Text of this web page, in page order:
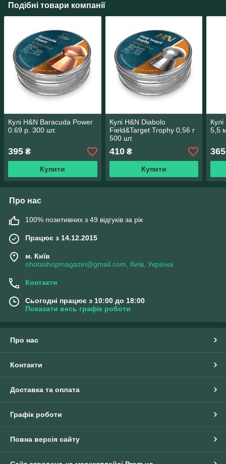
Подібні товари компанії
Кулі H&N Baracuda Power
0.69 р. 300 шт.
395 ₴
Купити
Кулі H&N Diabolo
Field&Target Trophy 0,56 г
500 шт.
410₴
Купити
5,5
365
Про нас
100% позитивних з 49 відгуків за рік
Працює з 14.12.2015
м. Київ
ohotashopmagazin@gmail.com, Київ, Україна
Контакти
Сьогодні працює з 10:00 до 18:00
Показати весь графік роботи
Про нас
Контакти
Доставка та оплата
Графік роботи
Повна версія сайту